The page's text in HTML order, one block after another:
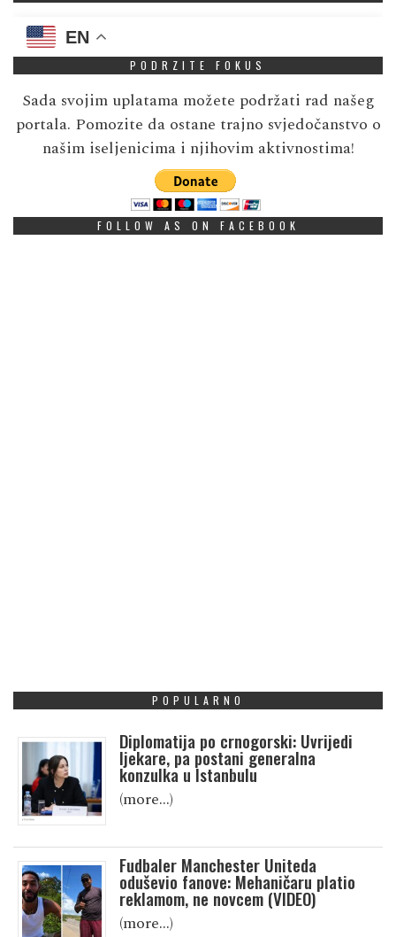
EN
PODRZITE FOKUS
Sada svojim uplatama možete podržati rad našeg
portala. Pomozite da ostane trajno svjedočanstvo o
našim iseljenicima i njihovim aktivnostima!
FOLLOW AS ON FACEBOOK
POPULARNO
Diplomatija po crnogorski: Uvrijedi
ljekare, pa postani generalna
konzulka u Istanbulu
(more…)
Fudbaler Manchester Uniteda
oduševio fanove: Mehaničaru platio
reklamom, ne novcem (VIDEO)
(more…)